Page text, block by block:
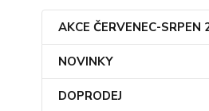
AKCE ČERVENEC-SRPEN
NOVINKY
DOPRODEJ